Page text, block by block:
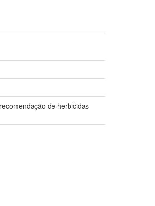
de herbicidas